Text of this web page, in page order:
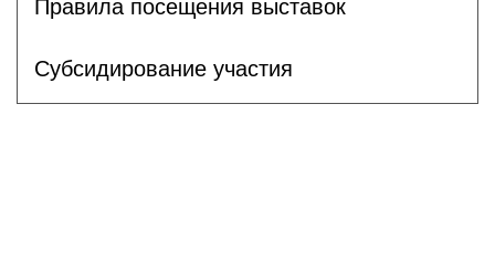
Правила посещения выставок
Субсидирование участия